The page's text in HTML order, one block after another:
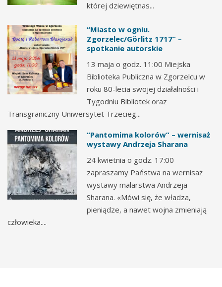
której dziewiętnas...
“Miasto w ogniu.
Zgorzelec/Görlitz 1717” –
spotkanie autorskie
13 maja o godz. 11:00 Miejska
Biblioteka Publiczna w Zgorzelcu w
roku 80-lecia swojej działalności i
Tygodniu Bibliotek oraz
Transgraniczny Uniwersytet Trzecieg...
“Pantomima kolorów” – wernisaż
wystawy Andrzeja Sharana
24 kwietnia o godz. 17:00
zapraszamy Państwa na wernisaż
wystawy malarstwa Andrzeja
Sharana. «Mówi się, że władza,
pieniądze, a nawet wojna zmieniają
człowieka....